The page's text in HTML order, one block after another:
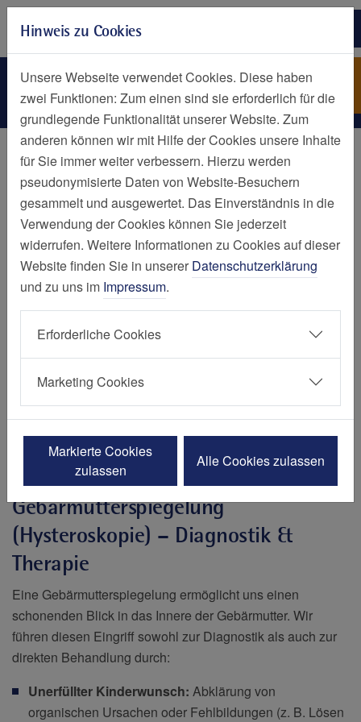
Zur Hauptnavigation springen
Zum Seiteninhalt springen
Zum Seitenende springen
Leistungsspektrum
ZAGO Essen - Zentrum für
ambulante gynäkologische
Operationen
ZAGO Essen - Zentrum für ambulante gynäkologische
Operationen
Leistungsspektrum
Schonend und ambulant: unser
operatives Leistungsspektrum
Gebärmutterspiegelung
Kleinere Eingriffe
Gebärmutterspiegelung
(Hysteroskopie) – Diagnostik &
Therapie
Eine Gebärmutterspiegelung ermöglicht uns einen
schonenden Blick in das Innere der Gebärmutter. Wir
führen diesen Eingriff sowohl zur Diagnostik als auch zur
direkten Behandlung durch:
Unerfüllter Kinderwunsch: Abklärung von
organischen Ursachen oder Fehlbildungen (z. B. Lösen
Hinweis zu Cookies
Unsere Webseite verwendet Cookies. Diese haben
zwei Funktionen: Zum einen sind sie erforderlich für die
grundlegende Funktionalität unserer Website. Zum
anderen können wir mit Hilfe der Cookies unsere Inhalte
für Sie immer weiter verbessern. Hierzu werden
pseudonymisierte Daten von Website-Besuchern
gesammelt und ausgewertet. Das Einverständnis in die
Verwendung der Cookies können Sie jederzeit
widerrufen. Weitere Informationen zu Cookies auf dieser
Website finden Sie in unserer Datenschutzerklärung
und zu uns im Impressum.
Erforderliche Cookies
Marketing Cookies
Markierte Cookies
zulassen
Alle Cookies zulassen